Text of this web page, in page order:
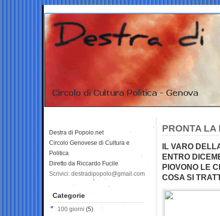
PRONTA LA
IL VARO
ENTRO
PIOVONO LE
COSA SI
Destra di Popolo.net
Circolo Genovese di Cultura e
Politica
Diretto da Riccardo Fucile
Scrivici: destradipopolo@gmail.com
Categorie
100 giorni (5)